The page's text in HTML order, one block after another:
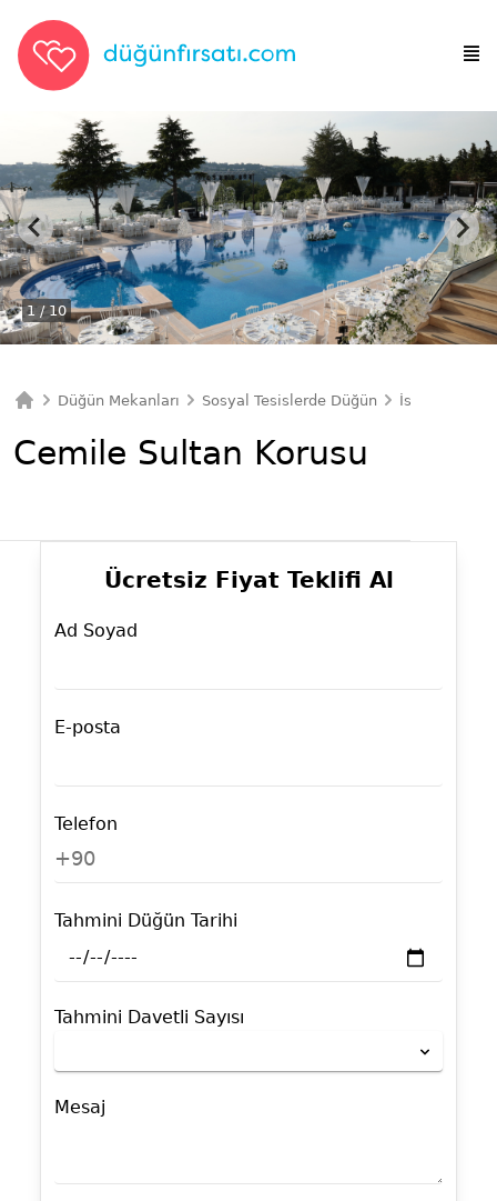
1/ 10
Düğün Mekanları Sosyal Tesislerde Düğün İstanbul
Cemile Sultan Korusu
Ücretsiz Fiyat Teklifi Al
Ad Soyad
E-posta
Telefon
+90
Tahmini Düğün Tarihi
Tahmini Davetli Sayısı
Mesaj